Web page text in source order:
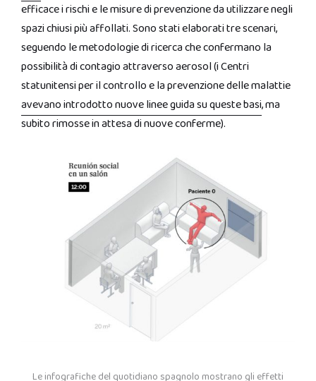
efficace i rischi e le misure di prevenzione da utilizzare negli
spazi chiusi più affollati. Sono stati elaborati tre scenari,
seguendo le metodologie di ricerca che confermano la
possibilità di contagio attraverso aerosol (i Centri
statunitensi per il controllo e la prevenzione delle malattie
avevano introdotto nuove linee guida su queste basi, ma
subito rimosse in attesa di nuove conferme).
Le infografiche del quotidiano spagnolo mostrano gli effetti